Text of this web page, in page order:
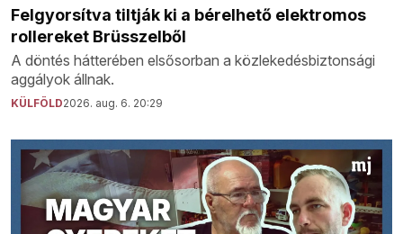
Felgyorsítva tiltják ki a bérelhető elektromos
rollereket Brüsszelből
A döntés hátterében elsősorban a közlekedésbiztonsági
aggályok állnak.
KÜLFÖLD2026. aug. 6. 20:29